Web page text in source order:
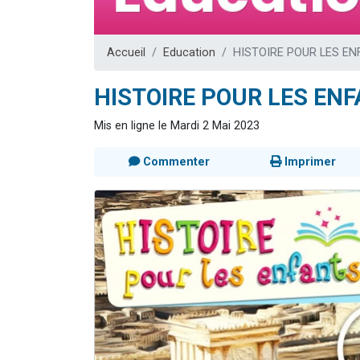
13
30
Il reste
12
29
Accueil Education HISTOIRE POUR LES
HISTOIRE POUR LES
Mis en ligne le Mardi 2 Mai 2023
Commenter Imprimer